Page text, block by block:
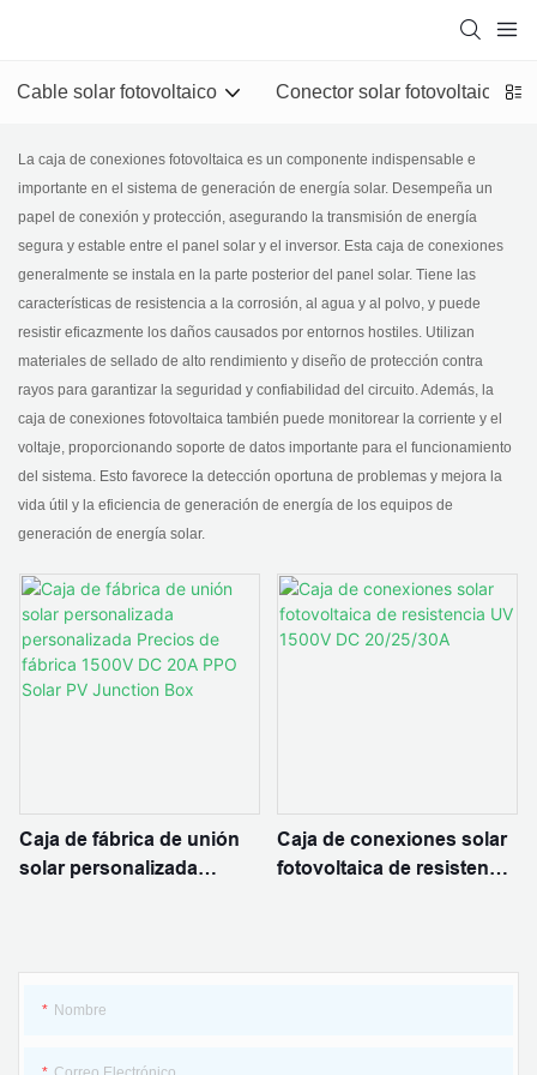
Cable solar fotovoltaico Conector solar fotovoltaico
La caja de conexiones fotovoltaica es un componente indispensable e
importante en el sistema de generación de energía solar. Desempeña un
papel de conexión y protección, asegurando la transmisión de energía
segura y estable entre el panel solar y el inversor. Esta caja de conexiones
generalmente se instala en la parte posterior del panel solar. Tiene las
características de resistencia a la corrosión, al agua y al polvo, y puede
resistir eficazmente los daños causados ​​por entornos hostiles. Utilizan
materiales de sellado de alto rendimiento y diseño de protección contra
rayos para garantizar la seguridad y confiabilidad del circuito. Además, la
caja de conexiones fotovoltaica también puede monitorear la corriente y el
voltaje, proporcionando soporte de datos importante para el funcionamiento
del sistema. Esto favorece la detección oportuna de problemas y mejora la
vida útil y la eficiencia de generación de energía de los equipos de
generación de energía solar.
Nombre
Caja de fábrica de unión
solar personalizada
Caja de conexiones solar
fotovoltaica de resistencia